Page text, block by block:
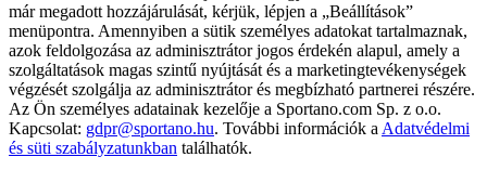
már megadott hozzájárulását, kérjük, lépjen a „Beállítások”
menüpontra. Amennyiben a sütik személyes adatokat tartalmaznak,
azok feldolgozása az adminisztrátor jogos érdekén alapul, amely a
szolgáltatások magas szintű nyújtását és a marketingtevékenységek
végzését szolgálja az adminisztrátor és megbízható partnerei részére.
Az Ön személyes adatainak kezelője a Sportano.com Sp. z o.o.
Kapcsolat: gdpr@sportano.hu. További információk a Adatvédelmi
és süti szabályzatunkban találhatók.